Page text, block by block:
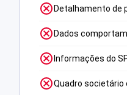
Detalhamento de
Dados
Informações do
Quadro